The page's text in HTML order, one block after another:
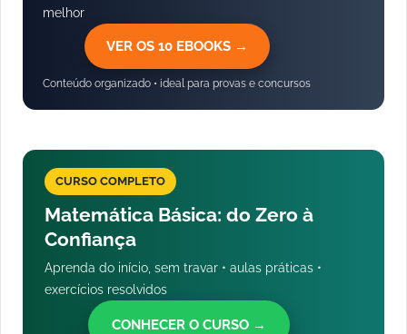
melhor
VER OS 10 EBOOKS →
Conteúdo organizado • ideal para provas e concursos
CURSO COMPLETO
Matemática Básica: do Zero à
Confiança
Aprenda do início, sem travar • aulas práticas •
exercícios resolvidos
CONHECER O CURSO →